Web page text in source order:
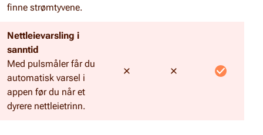
finne strømtyvene.
Nettleievarsling i
sanntid
Med pulsmåler får du
automatisk varsel i
appen før du når et
dyrere nettleietrinn.